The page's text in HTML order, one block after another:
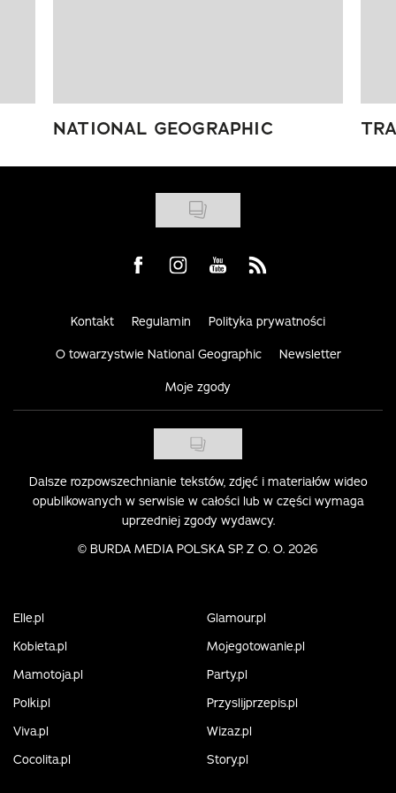
NATIONAL GEOGRAPHIC
Visit us on Facebook
Visit us on Instagram
Visit us on Youtube
Visit us on Rss
Kontakt Regulamin Polityka prywatności
O towarzystwie National Geographic Newsletter
Moje zgody
Dalsze rozpowszechnianie tekstów, zdjęć i materiałów wideo
opublikowanych w serwisie w całości lub w części wymaga
uprzedniej zgody wydawcy.
© BURDA MEDIA POLSKA SP. Z O. O. 2026
Elle.pl
Glamour.pl
Kobieta.pl
Mojegotowanie.pl
Mamotoja.pl
Party.pl
Polki.pl
Przyslijprzepis.pl
Viva.pl
Wizaz.pl
Cocolita.pl
Story.pl